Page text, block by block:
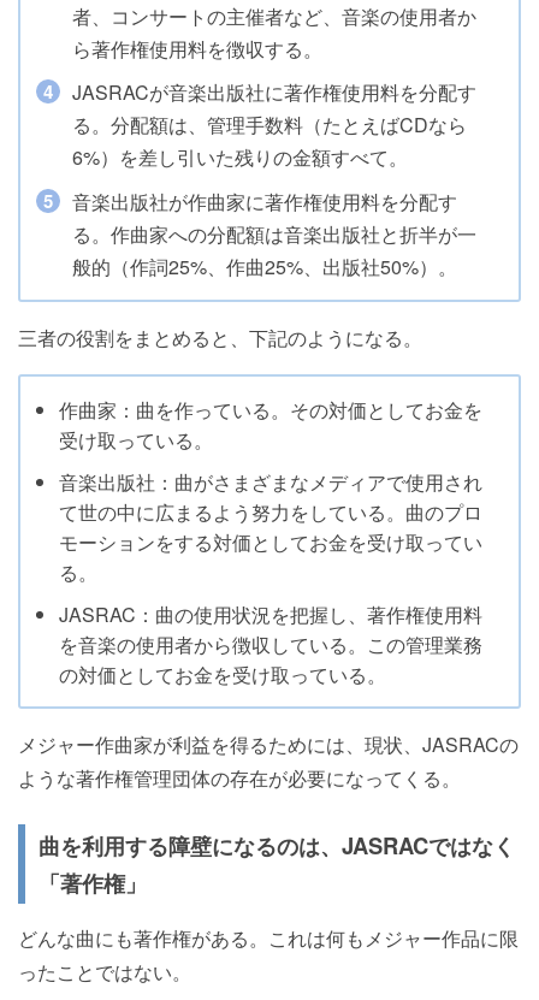
者、コンサートの主催者など、音楽の使用者か
ら著作権使用料を徴収する。
JASRACが音楽出版社に著作権使用料を分配す
る。分配額は、管理手数料（たとえばCDなら
6%）を差し引いた残りの金額すべて。
音楽出版社が作曲家に著作権使用料を分配す
る。作曲家への分配額は音楽出版社と折半が一
般的（作詞25%、作曲25%、出版社50%）。
三者の役割をまとめると、下記のようになる。
作曲家：曲を作っている。その対価としてお金を
受け取っている。
音楽出版社：曲がさまざまなメディアで使用され
て世の中に広まるよう努力をしている。曲のプロ
モーションをする対価としてお金を受け取ってい
る。
JASRAC：曲の使用状況を把握し、著作権使用料
を音楽の使用者から徴収している。この管理業務
の対価としてお金を受け取っている。
メジャー作曲家が利益を得るためには、現状、JASRACの
ような著作権管理団体の存在が必要になってくる。
曲を利用する障壁になるのは、JASRACではなく
「著作権」
どんな曲にも著作権がある。これは何もメジャー作品に限
ったことではない。